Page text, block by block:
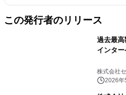
この発行者のリリース
過去最
インタ
株式会社
2026年